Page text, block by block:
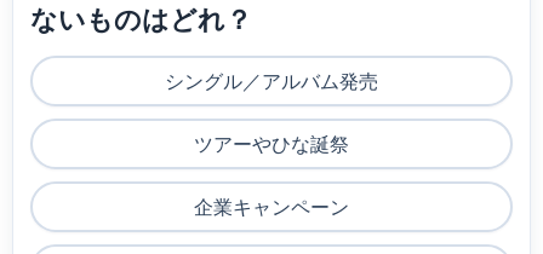
ないものはどれ？
シングル／アルバム発売
ツアーやひな誕祭
企業キャンペーン